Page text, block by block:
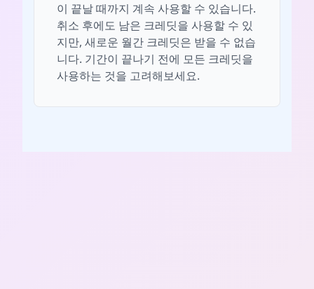
이 끝날 때까지 계속 사용할 수 있습니다.
취소 후에도 남은 크레딧을 사용할 수 있
지만, 새로운 월간 크레딧은 받을 수 없습
니다. 기간이 끝나기 전에 모든 크레딧을
사용하는 것을 고려해보세요.